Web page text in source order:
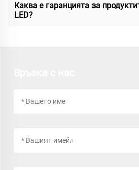
Каква е гаранцията за
LED?